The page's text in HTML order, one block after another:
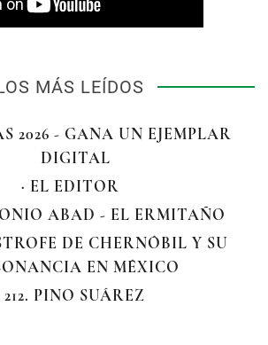
MÁS LEÍDOS
2026 - GANA UN EJEMPLAR
DIGITAL
· EL EDITOR
ABAD - EL ERMITAÑO
DE CHERNÓBIL Y SU
EN MÉXICO
212. PINO SUÁREZ